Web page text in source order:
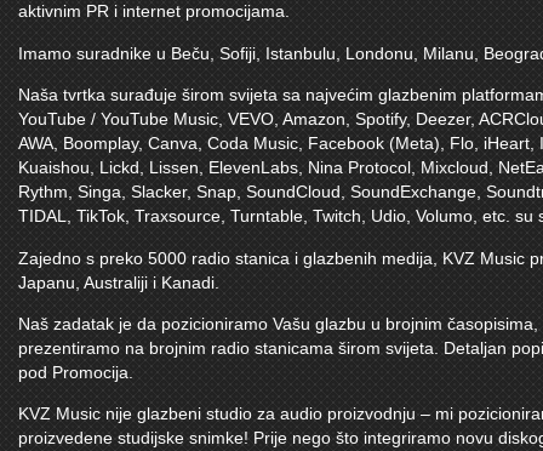
aktivnim PR i internet promocijama.
Imamo suradnike u Beču, Sofiji, Istanbulu, Londonu, Milanu,
Naša tvrtka surađuje širom svijeta sa najvećim glazbenim
YouTube / YouTube Music VEVO Amazon Spotify, Deezer,
AWA Boomplay, Canva Coda Music Facebook (Meta) Flo iHeart
Kuaishou
Lickd Lissen ElevenLabs Nina Protocol Mixcloud
Rythm Singa Slacker, Snap SoundCloud SoundExchange
TIDAL
TikTok Traxsource Turntable Twitch Udio Volumo etc. su
Zajedno s preko 5000 radio stanica i glazbenih medija, KVZ Music
Japanu, Australiji i Kanadi.
Naš zadatak je da pozicioniramo Vašu glazbu u brojnim
prezentiramo na brojnim radio stanicama širom svijeta. Detaljan
pod Promocija.
KVZ Music nije glazbeni studio za audio proizvodnju – mi
proizvedene studijske snimke! Prije nego što integriramo novu